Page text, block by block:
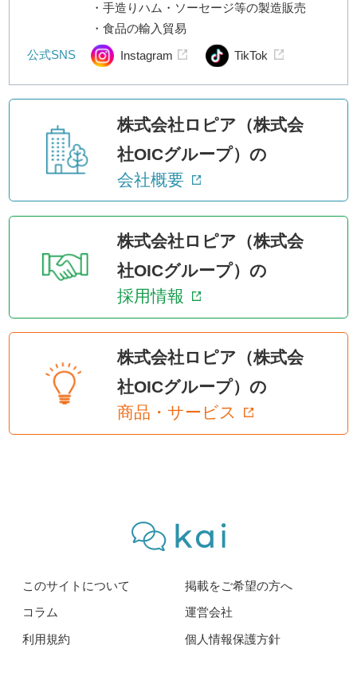
・手造りハム・ソーセージ等の製造販売
・食品の輸入貿易
公式SNS
Instagram TikTok
株式会社ロピア（株式会
社OICグループ）の
会社概要
株式会社ロピア（株式会
社OICグループ）の
採用情報
株式会社ロピア（株式会
社OICグループ）の
商品・サービス
このサイトについて
掲載をご希望の方へ
コラム
運営会社
利用規約
個人情報保護方針